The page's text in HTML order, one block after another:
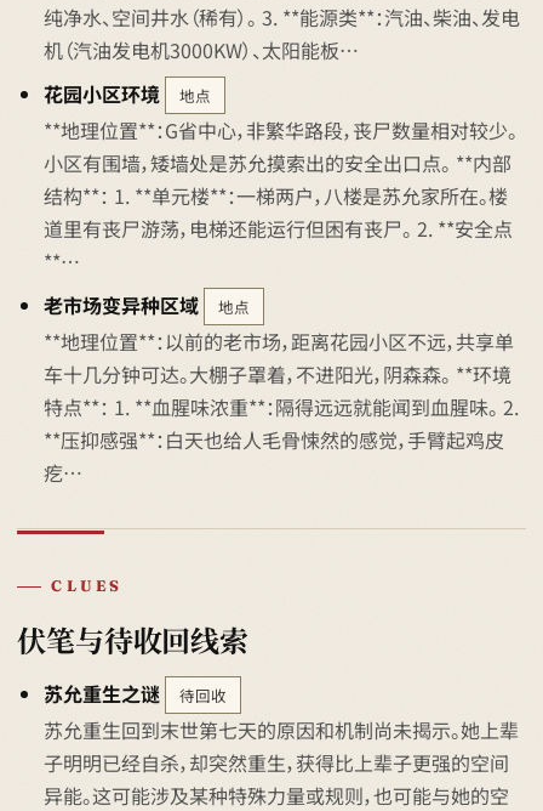
纯净水、空间井水（稀有）。 3. **能源类**：汽油、柴油、发电
机（汽油发电机3000KW）、太阳能板…
花园小区环境
地点
**地理位置**：G省中心，非繁华路段，丧尸数量相对较少。
小区有围墙，矮墙处是苏允摸索出的安全出口点。 **内部
结构**： 1. **单元楼**：一梯两户，八楼是苏允家所在。楼
道里有丧尸游荡，电梯还能运行但困有丧尸。 2. **安全点
**…
老市场变异种区域
地点
**地理位置**：以前的老市场，距离花园小区不远，共享单
车十几分钟可达。大棚子罩着，不进阳光，阴森森。 **环境
特点**： 1. **血腥味浓重**：隔得远远就能闻到血腥味。 2.
**压抑感强**：白天也给人毛骨悚然的感觉，手臂起鸡皮
疙…
CLUES
伏笔与待收回线索
苏允重生之谜 待回收
苏允重生回到末世第七天的原因和机制尚未揭示。她上辈
子明明已经自杀，却突然重生，获得比上辈子更强的空间
异能。这可能涉及某种特殊力量或规则，也可能与她的空